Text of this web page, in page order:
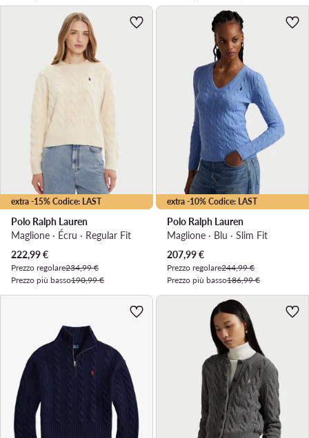
extra -15% Codice: LAST
Polo Ralph Lauren
Maglione · Écru · Regular Fit
Prezzo attuale
222,99€
Prezzo regolare234,99 €
Prezzo più basso190,99 €
extra -10% Codice: LAST
Polo Ralph Lauren
Maglione · Blu · Slim Fit
Prezzo attuale
207,99€
Prezzo regolare244,99 €
Prezzo più basso186,99 €